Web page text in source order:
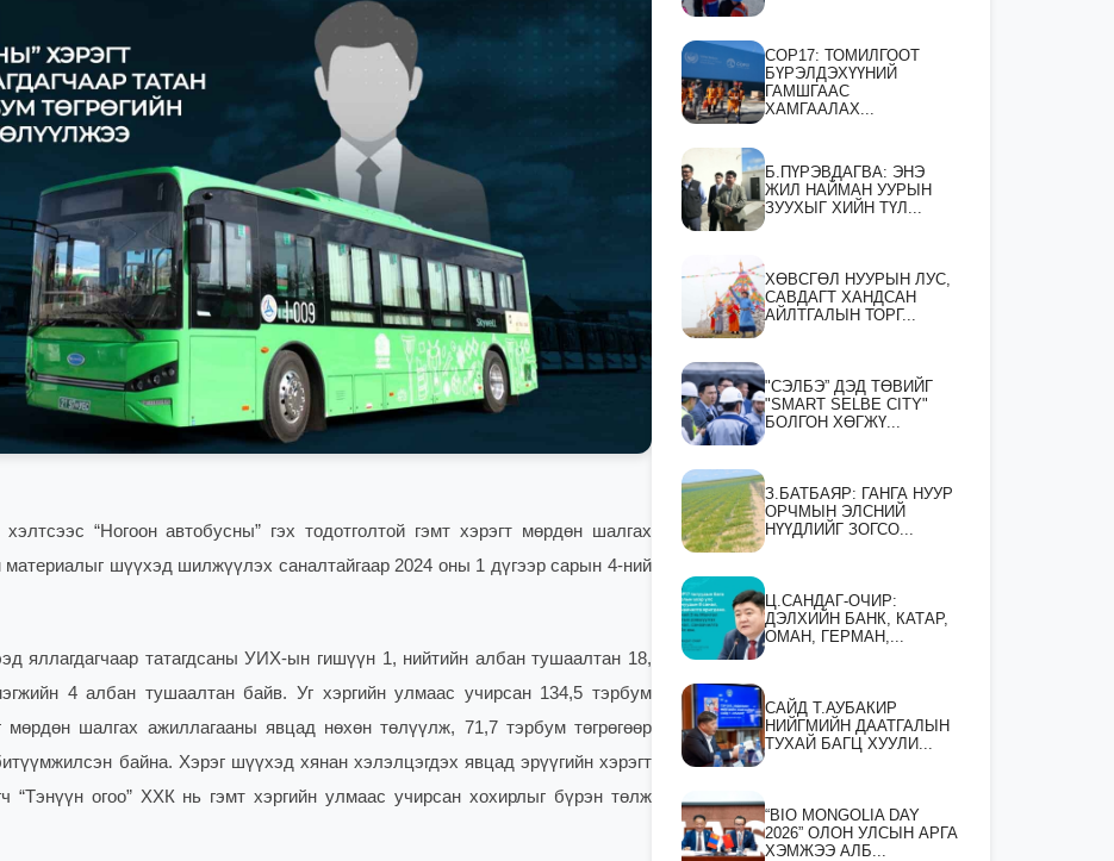
“Ногоон автобусны” гэх тодотголтой гэмт хэрэгт мөрдөн шалгах
материалыг шүүхэд шилжүүлэх саналтайгаар 2024 оны 1 дүгээр сарын 4-ний
яллагдагчаар татагдсаны УИХ-ын гишүүн 1, нийтийн албан тушаалтан 18,
4 албан тушаалтан байв. Уг хэргийн улмаас учирсан 134,5 тэрбум
мөрдөн шалгах ажиллагааны явцад нөхөн төлүүлж, 71,7 тэрбум төгрөгөөр
байна. Хэрэг шүүхэд хянан хэлэлцэгдэх явцад эрүүгийн хэрэгт
“Тэнүүн огоо” ХХК нь гэмт хэргийн улмаас учирсан хохирлыг бүрэн төлж
СOP17: ТОМИЛГООТ
БҮРЭЛДЭХҮҮНИЙ
ГАМШГААС
ХАМГААЛАХ...
Б.ПҮРЭВДАГВА: ЭНЭ
ЖИЛ НАЙМАН УУРЫН
ЗУУХЫГ ХИЙН ТҮЛ...
ХӨВСГӨЛ НУУРЫН ЛУС,
САВДАГТ ХАНДСАН
АЙЛТГАЛЫН ТОРГ...
"СЭЛБЭ” ДЭД ТӨВИЙГ
"SMART SELBE CITY"
БОЛГОН ХӨГЖҮ...
З.БАТБАЯР: ГАНГА НУУР
ОРЧМЫН ЭЛСНИЙ
НҮҮДЛИЙГ ЗОГСО...
Ц.САНДАГ-ОЧИР:
ДЭЛХИЙН БАНК, КАТАР,
ОМАН, ГЕРМАН,...
САЙД Т.АУБАКИР
НИЙГМИЙН ДААТГАЛЫН
ТУХАЙ БАГЦ ХУУЛИ...
“BIO MONGOLIA DAY
2026” ОЛОН УЛСЫН АРГА
ХЭМЖЭЭ АЛБ...